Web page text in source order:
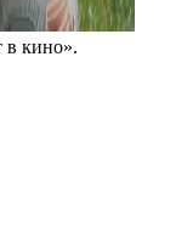
в кино».